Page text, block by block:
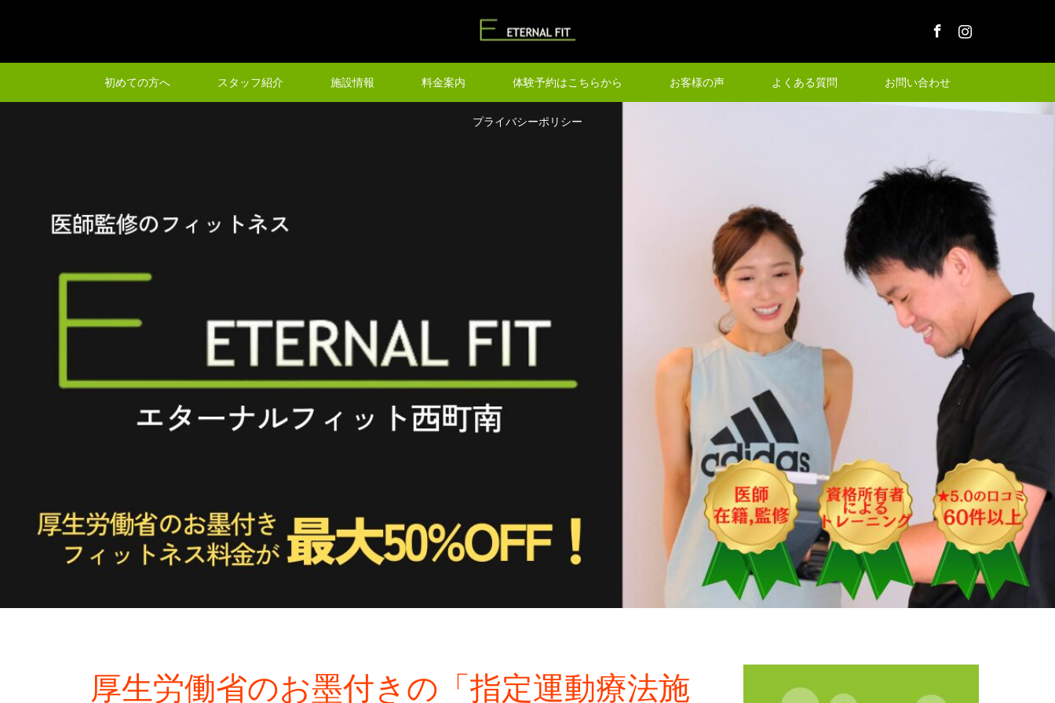
初めての方へ スタッフ紹介 施設情報 料金案内 体験予約はこちらから お客様の声 よくある質問 お問い合わせ
プライバシーポリシー
厚生労働省のお墨付きの「指定運動療法施